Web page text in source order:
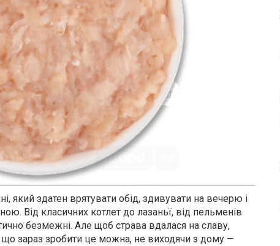
який здатен врятувати обід, здивувати на вечерю і
Від класичних котлет до лазаньї, від пельменів
безмежні. Але щоб страва вдалася на славу,
що зараз зробити це можна, не виходячи з дому —